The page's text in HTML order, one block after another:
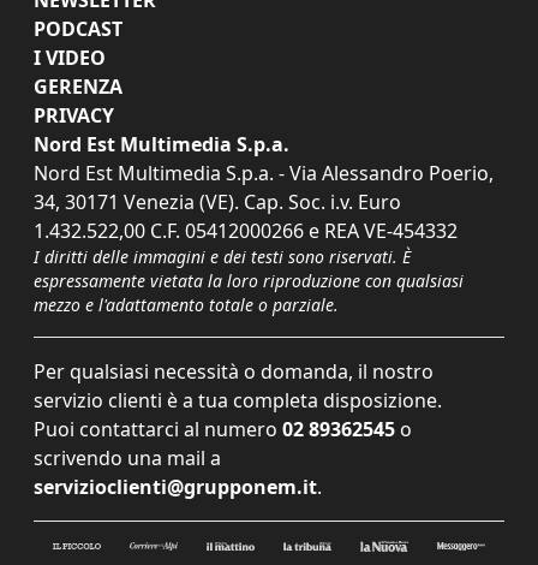
PODCAST
I VIDEO
GERENZA
PRIVACY
Nord Est Multimedia S.p.a.
Nord Est Multimedia S.p.a. - Via Alessandro Poerio,
34, 30171 Venezia (VE). Cap. Soc. i.v. Euro
1.432.522,00 C.F. 05412000266 e REA VE-454332
I diritti delle immagini e dei testi sono riservati. È
espressamente vietata la loro riproduzione con qualsiasi
mezzo e l'adattamento totale o parziale.
Per qualsiasi necessità o domanda, il nostro
servizio clienti è a tua completa disposizione.
Puoi contattarci al numero 02 89362545 o
scrivendo una mail a
servizioclienti@grupponem.it.